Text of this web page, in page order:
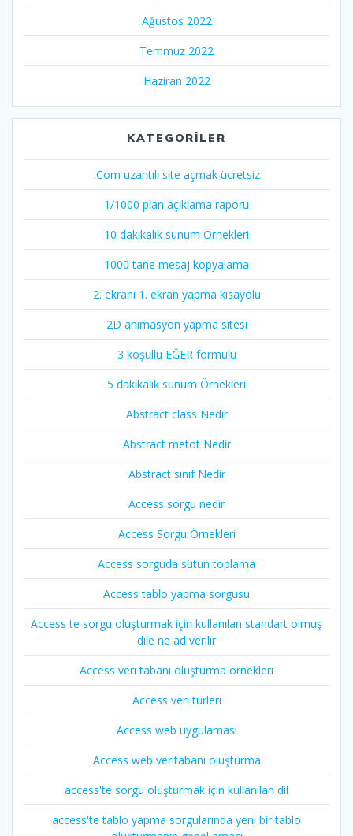
Ağustos 2022
Temmuz 2022
Haziran 2022
KATEGORILER
.Com uzantılı site açmak ücretsiz
1/1000 plan açıklama raporu
10 dakikalık sunum Örnekleri
1000 tane mesaj kopyalama
2. ekranı 1. ekran yapma kısayolu
2D animasyon yapma sitesi
3 koşullu EĞER formülü
5 dakikalık sunum Örnekleri
Abstract class Nedir
Abstract metot Nedir
Abstract sınıf Nedir
Access sorgu nedir
Access Sorgu Örnekleri
Access sorguda sütun toplama
Access tablo yapma sorgusu
Access te sorgu oluşturmak için kullanılan standart olmuş
dile ne ad verilir
Access veri tabanı oluşturma örnekleri
Access veri türleri
Access web uygulaması
Access web veritabanı oluşturma
access'te sorgu oluşturmak için kullanılan dil
access'te tablo yapma sorgularında yeni bir tablo